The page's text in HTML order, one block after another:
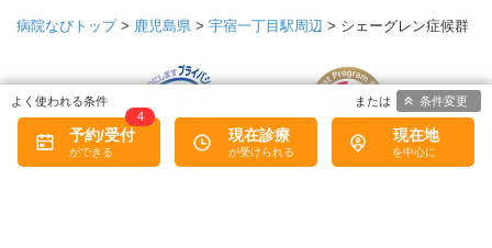
病院なびトップ> 鹿児島県 > 宇宿一丁目駅周辺 > シェーグレン症候群
プライバシーマークについて
予約/受付
4
現在診療 現在地
条件変更